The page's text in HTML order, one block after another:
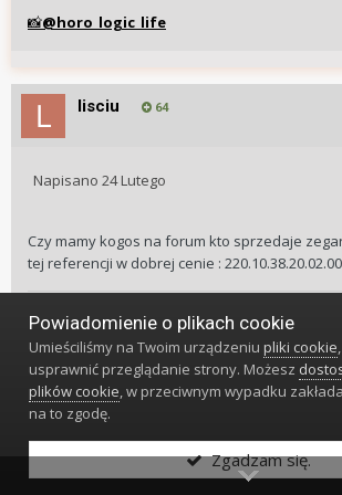
📸@horo_logic_life
lisciu 64
Napisano 24 Lutego
Czy mamy kogos na forum kto sprzedaje
tej referencji w dobrej cenie :
164077
Powiadomienie o plikach cookie
Umieściliśmy na Twoim urządzeniupliki cookie
usprawnić przeglądanie strony. Możesz
plików cookie, w przeciwnym wypadku
na to zgodę.
Zgadzam się.